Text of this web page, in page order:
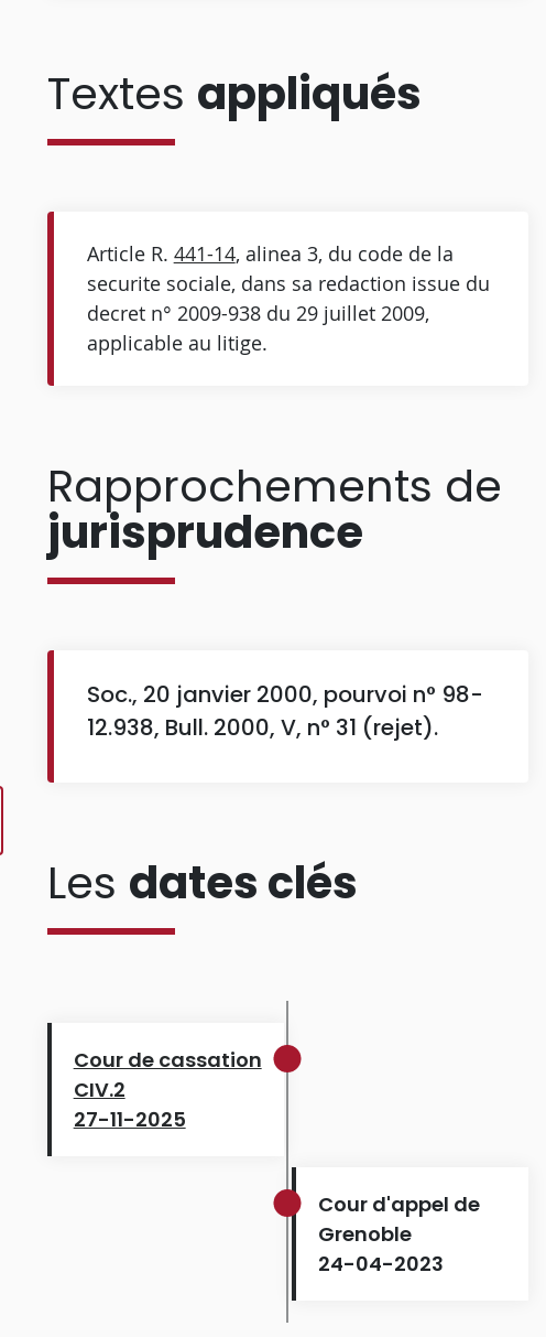
Textes appliqués
Article R. 441-14, alinea 3, du code de la
securite sociale, dans sa redaction issue du
decret n° 2009-938 du 29 juillet 2009,
applicable au litige.
Rapprochements de
jurisprudence
Soc., 20 janvier 2000, pourvoi n° 98-
12.938, Bull. 2000, V, n° 31 (rejet).
Les dates clés
Cour de cassation
CIV.2
27-11-2025
Cour d'appel de
Grenoble
24-04-2023